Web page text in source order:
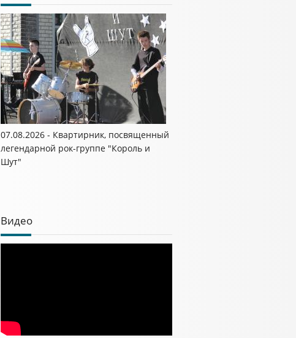
07.08.2026 - Квартирник, посвященный
легендарной рок-группе "Король и
Шут"
Видео